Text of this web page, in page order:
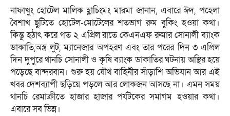
নাফাখুং হোটেল মালিক হ্লাচিংমং মারমা জানান, এবারে ঈদ, পহেলা
বৈশাখ ছুটিতে হোটেল-মোটেলের শতভাগ রুম বুকিং হওয়া কথা।
কিন্তু হঠাৎ করে গত ২ এপ্রিল রাতে কেএনএফ রুমার সোনালী ব্যাংক
ডাকাতি,অস্ত্র লুট, ম্যানেজার অপহরণ এবং তার পরের দিন ৩ এপ্রিল
দিন দুপুরে থানচি সোনালী ও কৃষি ব্যাংক ডাকাতির ঘটনায় অস্থির হয়ে
পড়েছে বান্দরবান। শুরু হয় যৌথ বাহিনীর সাঁড়াশি অভিযান আর এই
খবর দেশব্যাপী ছড়িয়ে পড়লে আর লোকজন আসছে না। এমন সময়
থানচি রেমাক্রীতে হাজার হাজার পর্যটকের সমাগম হওয়ার কথা।
এবারে সব ভিন্ন।